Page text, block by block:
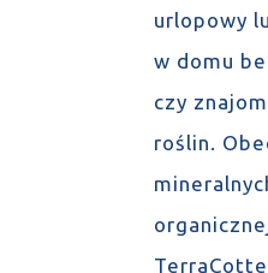
urlopowy
w domu
czy
roślin.